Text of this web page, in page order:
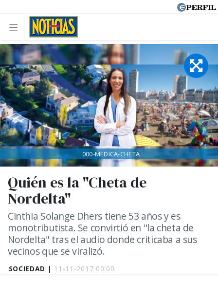
SOCIEDAD | 11-11-2017 00:00
Quién es la "Cheta de
Nordelta"
Cinthia Solange Dhers tiene 53 años y es
monotributista. Se convirtió en "la cheta de
Nordelta" tras el audio donde criticaba a sus
vecinos que se viralizó.
000-MEDICA-CHETA